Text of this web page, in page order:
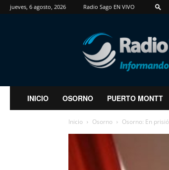
jueves, 6 agosto, 2026 Radio Sago EN VIVO
RadioSago
INICIO OSORNO PUERTO MONTT
Inicio Osorno Osorno: En